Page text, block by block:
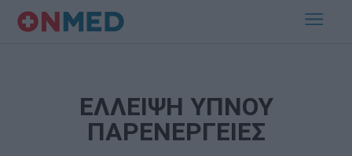
ΕΛΛΕΙΨΗ ΥΠΝΟΥ
ΠΑΡΕΝΕΡΓΕΙΕΣ